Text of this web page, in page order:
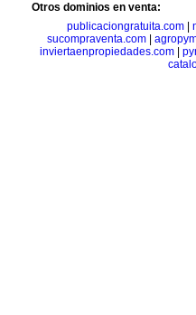
Otros dominios en venta:
publicaciongratuita.com|
sucompraventa.com
inviertaenpropiedades.com|